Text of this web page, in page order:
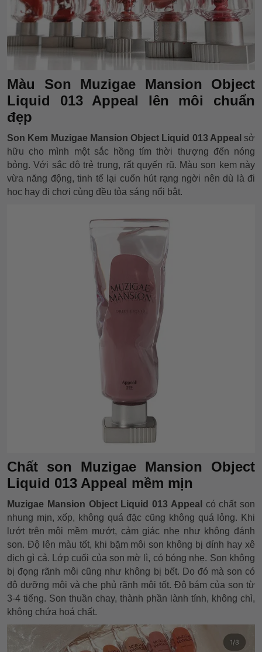
Màu Son Muzigae Mansion Object
Liquid 013 Appeal lên môi chuẩn
đẹp
Son Kem Muzigae Mansion Object Liquid 013 Appeal sở
hữu cho mình một sắc hồng tím thời thượng đến nóng
bỏng. Với sắc độ trẻ trung, rất quyến rũ. Màu son kem này
vừa năng động, tinh tế lại cuốn hút rạng ngời nên dù là đi
học hay đi chơi cùng đều tỏa sáng nổi bật.
Chất son Muzigae Mansion Object
Liquid 013 Appeal mềm mịn
Muzigae Mansion Object Liquid 013 Appeal có chất son
nhung mịn, xốp, không quá đặc cũng không quá lỏng. Khi
lướt trên môi mềm mướt, cảm giác nhẹ như không đánh
son. Độ lên màu tốt, khi bặm môi son không bị dính hay xê
dịch gì cả. Lớp cuối của son mờ lì, có bóng nhẹ. Son không
bị đọng rãnh môi cũng như không bị bết. Do đó mà son có
độ dưỡng môi và che phủ rãnh môi tốt. Độ bám của son từ
3-4 tiếng. Son thuần chay, thành phần lành tính, không chì,
không chứa hoá chất.